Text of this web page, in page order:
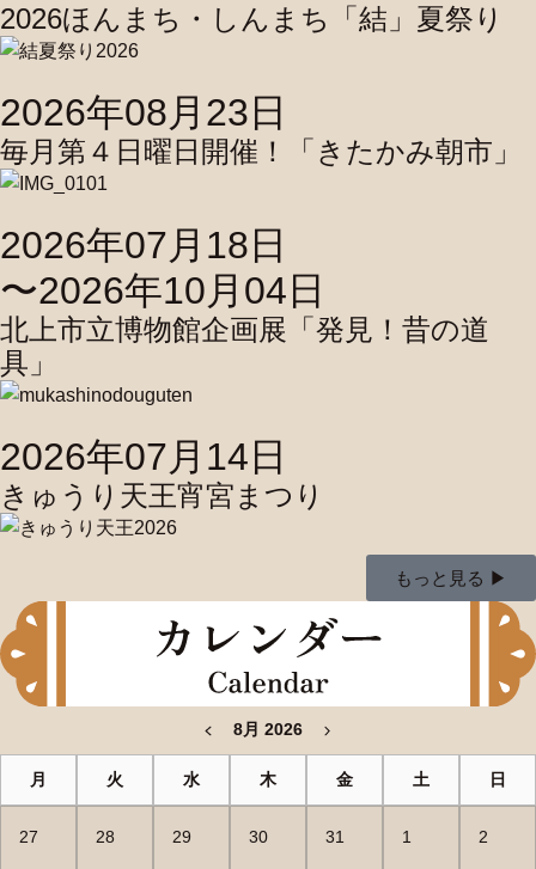
2026ほんまち・しんまち「結」夏祭り
2026年08月23日
毎月第４日曜日開催！「きたかみ朝市」
2026年07月18日
〜2026年10月04日
北上市立博物館企画展「発見！昔の道
具」
2026年07月14日
きゅうり天王宵宮まつり
もっと見る ▶︎
8月 2026
月 火 水 木 金 土 日
27 28 29 30 31 1 2